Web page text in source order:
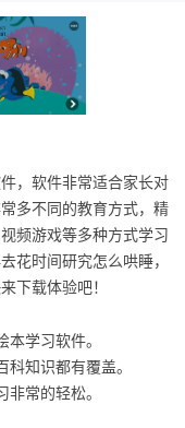
，软件非常适合家长对
多不同的教育方式，精
频游戏等多种方式学习
花时间研究怎么哄睡，
下载体验吧！
学习软件。
知识都有覆盖。
常的轻松。